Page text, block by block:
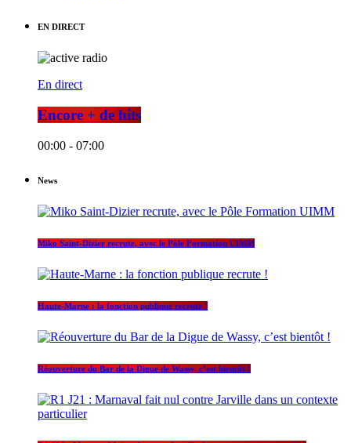
EN DIRECT
En direct
Encore + de hits
00:00 - 07:00
News
Miko Saint-Dizier recrute, avec le Pôle Formation UIMM
Haute-Marne : la fonction publique recrute !
Réouverture du Bar de la Digue de Wassy, c’est bientôt !